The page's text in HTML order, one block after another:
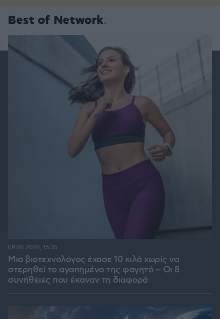
Best of Network
Μια βιοτεχνολόγος έχασε 10 κιλά χωρίς να
στερηθεί το αγαπημένο της φαγητό – Οι 8
συνήθειες που έκαναν τη διαφορά
09.08.2026, 15:35